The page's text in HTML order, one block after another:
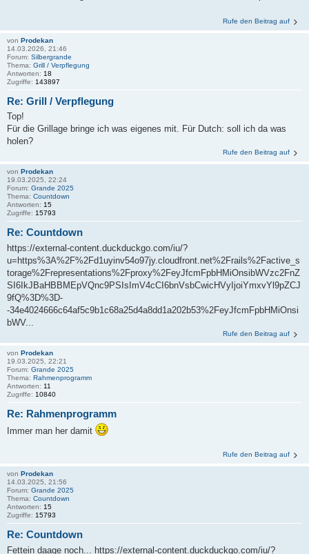
Rufe den Beitrag auf
von Prodekan
14.03.2026, 21:46
Forum: Silbergrande
Thema: Grill / Verpflegung
Antworten: 18
Zugriffe: 143897
Re: Grill / Verpflegung
Top!
Für die Grillage bringe ich was eigenes mit. Für Dutch: soll ich da was
holen?
Rufe den Beitrag auf
von Prodekan
19.03.2025, 22:24
Forum: Grande 2025
Thema: Countdown
Antworten: 15
Zugriffe: 15793
Re: Countdown
https://external-content.duckduckgo.com/iu/?
u=https%3A%2F%2Fd1uyinv54o97jy.cloudfront.net%2Frails%2Factive_s
torage%2Frepresentations%2Fproxy%2FeyJfcmFpbHMiOnsibWVzc2FnZ
SI6IkJBaHBBMEpVQnc9PSIsImV4cCI6bnVsbCwicHVyIjoiYmxvYl9pZCJ
9fQ%3D%3D-
-34e4024666c64af5c9b1c68a25d4a8dd1a202b53%2FeyJfcmFpbHMiOnsi
bWV...
Rufe den Beitrag auf
von Prodekan
19.03.2025, 22:21
Forum: Grande 2025
Thema: Rahmenprogramm
Antworten: 11
Zugriffe: 10840
Re: Rahmenprogramm
Immer man her damit
Rufe den Beitrag auf
von Prodekan
14.03.2025, 21:56
Forum: Grande 2025
Thema: Countdown
Antworten: 15
Zugriffe: 15793
Re: Countdown
Fettein daage noch... https://external-content.duckduckgo.com/iu/?